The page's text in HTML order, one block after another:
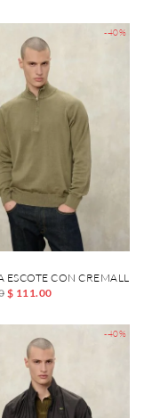
-40%
ESCOTE CON
$ 111.00
-40%